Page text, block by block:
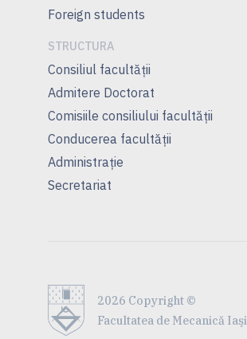
Foreign students
STRUCTURA
Consiliul facultăţii
Admitere Doctorat
Comisiile consiliului facultăţii
Conducerea facultăţii
Administrație
Secretariat
2026 Copyright ©
Facultatea de Mecanică Iaşi